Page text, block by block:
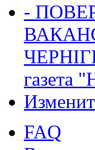
-
FAQ